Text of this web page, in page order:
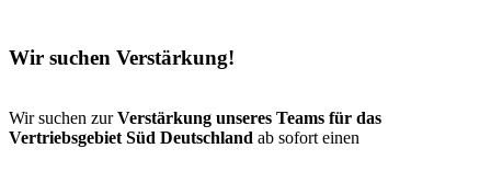
Wir suchen Verstärkung!
Wir suchen zurVerstärkung unseres Teams für das
Vertriebsgebiet Süd Deutschland ab sofort einen